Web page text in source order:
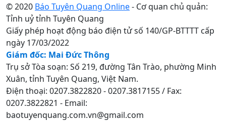
© 2020 Báo Tuyên Quang Online- Cơ quan chủ quản:
Tỉnh uỷ tỉnh Tuyên Quang
Giấy phép hoạt động báo điện tử số 140/GP-BTTTT cấp
ngày 17/03/2022
Giám đốc: Mai Đức Thông
Trụ sở Tòa soạn: Số 219, đường Tân Trào, phường Minh
Xuân, tỉnh Tuyên Quang, Việt Nam.
Điện thoại: 0207.3822820 - 0207.3817155 / Fax:
0207.3822821 - Email:
baotuyenquang.com.vn@gmail.com